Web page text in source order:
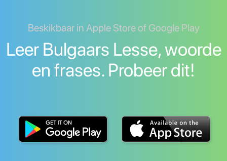
Beskikbaar in Apple Store of Google Play
Leer Bulgaars Lesse, woorde
en frases. Probeer dit!